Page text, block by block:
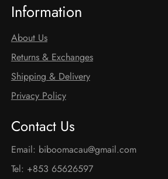
Information
About Us
Returns & Exchanges
Shipping & Delivery
Privacy Policy
Contact Us
Email: biboomacau@gmail.com
Tel: +853 65626597